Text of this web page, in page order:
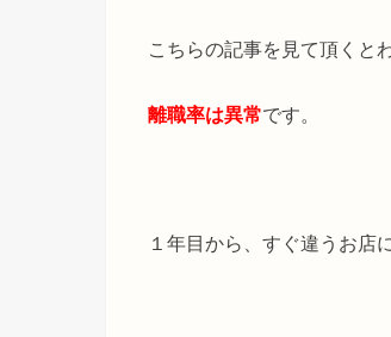
こちらの記事を見て頂くと
離職率は異常です。
１年目から、すぐ違うお店